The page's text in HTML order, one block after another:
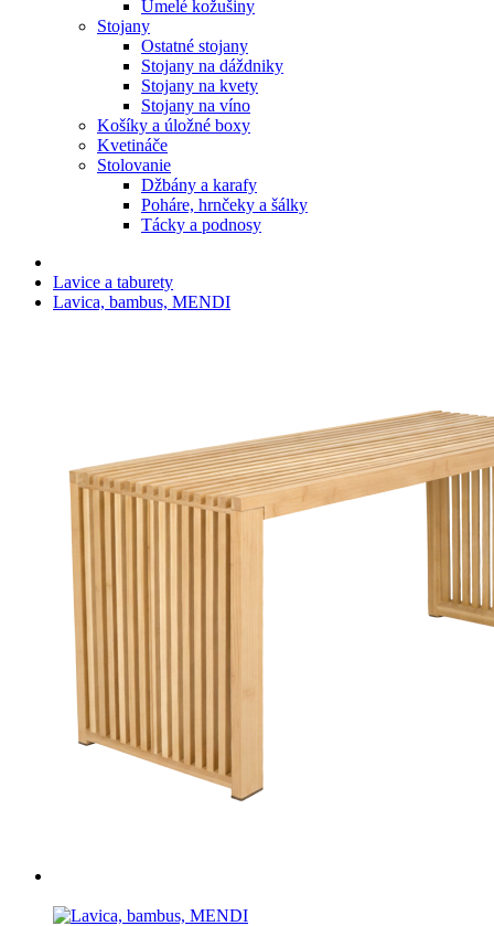
Umelé kožušiny
Stojany
Ostatné stojany
Stojany na dáždniky
Stojany na kvety
Stojany na víno
Košíky a úložné boxy
Kvetináče
Stolovanie
Džbány a karafy
Poháre, hrnčeky a šálky
Tácky a podnosy
Lavice a taburety
Lavica, bambus, MENDI